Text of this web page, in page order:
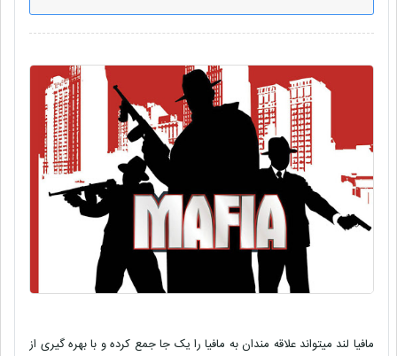
مافیا لند میتواند علاقه مندان به مافیا را یک جا جمع کرده و با بهره گیری از